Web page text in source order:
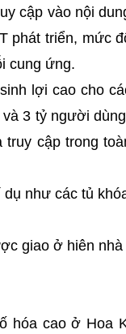
cập vào nội
phát triển, mức
cung ứng.
lợi cao cho
3 tỷ người
cập trong
như các tủ
giao ở hiên
hóa cao ở Hoa